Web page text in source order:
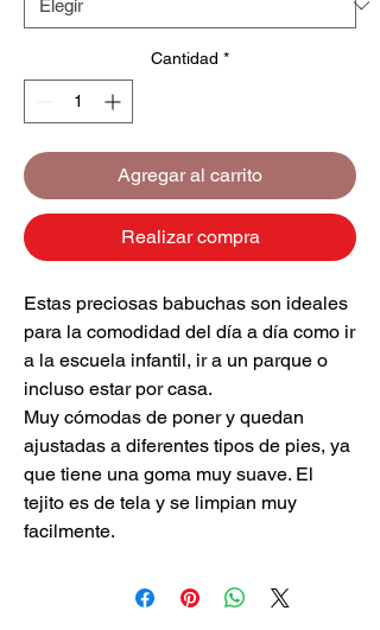
Cantidad *
Agregar al carrito
Realizar compra
Estas preciosas babuchas son ideales
para la comodidad del día a día como ir
a la escuela infantil, ir a un parque o
incluso estar por casa.
Muy cómodas de poner y quedan
ajustadas a diferentes tipos de pies, ya
que tiene una goma muy suave. El
tejito es de tela y se limpian muy
facilmente.